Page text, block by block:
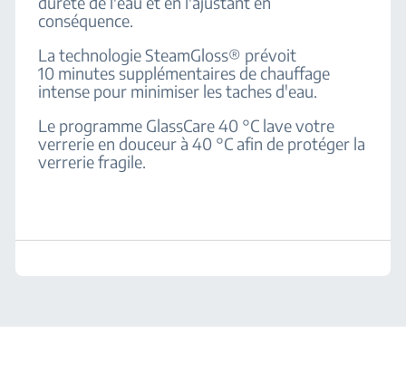
conséquence.
La technologie SteamGloss® prévoit
10 minutes supplémentaires de chauffage
intense pour minimiser les taches d'eau.
Le programme GlassCare 40 °C lave votre
verrerie en douceur à 40 °C afin de protéger la
verrerie fragile.